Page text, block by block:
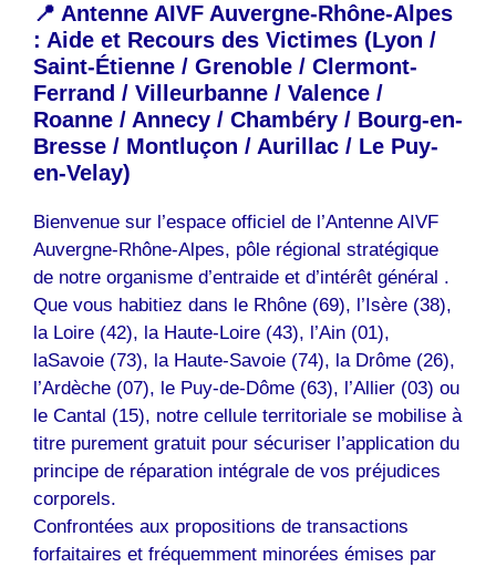
📍 Antenne AIVF Auvergne-Rhône-Alpes
: Aide et Recours des Victimes (Lyon /
Saint-Étienne / Grenoble / Clermont-
Ferrand / Villeurbanne / Valence /
Roanne / Annecy / Chambéry / Bourg-en-
Bresse / Montluçon / Aurillac / Le Puy-
en-Velay)
Bienvenue sur l’espace officiel de l’Antenne AIVF
Auvergne-Rhône-Alpes, pôle régional stratégique
de notre organisme d’entraide et d’intérêt général .
Que vous habitiez dans le Rhône (69), l’Isère (38),
la Loire (42), la Haute-Loire (43), l’Ain (01),
laSavoie (73), la Haute-Savoie (74), la Drôme (26),
l’Ardèche (07), le Puy-de-Dôme (63), l’Allier (03) ou
le Cantal (15), notre cellule territoriale se mobilise à
titre purement gratuit pour sécuriser l’application du
principe de réparation intégrale de vos préjudices
corporels.
Confrontées aux propositions de transactions
forfaitaires et fréquemment minorées émises par